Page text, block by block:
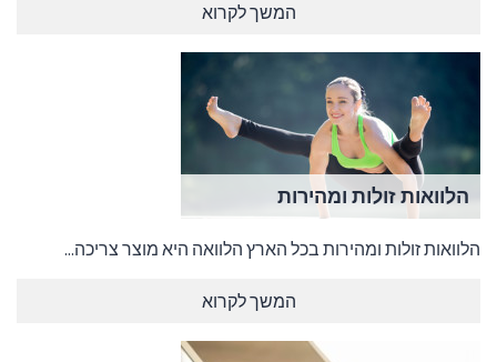
המשך לקרוא
הלוואות זולות ומהירות
הלוואות זולות ומהירות בכל הארץ הלוואה היא מוצר צריכה...
המשך לקרוא